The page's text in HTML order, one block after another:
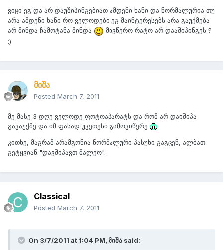
ვიცი ეგ და არ დაუშიპინგებიათ ამდენი ხანი და ნორმალურია თუ
არა ამდენი ხანი რო ველოდები ეგ მაინტერესებს არა გაუქმება
არ მინდა ჩამოტანა მინდა
მივწერო რატო არ დააშიპინგეს ?
:)
მიშა
Posted March 7, 2011
მე მასე 3 დღე ველოდე ფოტოაპარატს და რომ არ დაიშიპა
გავაუქმე და იმ ფასად უკეთესი გამოვიწერე
კითხე, მაგრამ არამგონია ნორმალური პასუხი გაგცენ, ალბათ
გეტყვიან "დავშიპავთ მალეო".
Classical
Posted March 7, 2011
On 3/7/2011 at 1:04 PM, მიშა said: